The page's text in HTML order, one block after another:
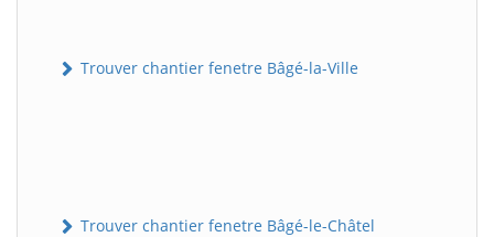
Trouver chantier fenetre Bâgé-la-Ville
Trouver chantier fenetre Bâgé-le-Châtel